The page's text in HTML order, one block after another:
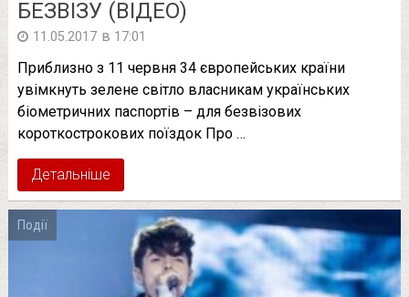
БЕЗВІЗУ (ВІДЕО)
11.05.2017 в 17:01
Приблизно з 11 червня 34 європейських країни
увімкнуть зелене світло власникам українських
біометричних паспортів – для безвізових
короткострокових поїздок Про …
Детальніше
Події